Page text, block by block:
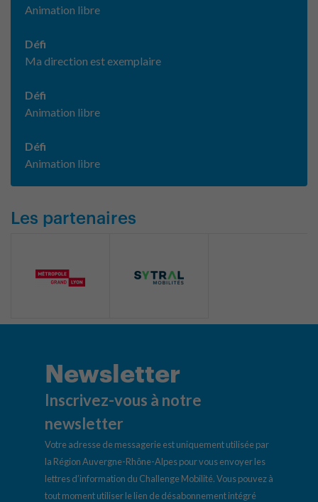
Animation libre
Défi
Ma direction est exemplaire
Défi
Animation libre
Défi
Animation libre
Les partenaires
Newsletter
Inscrivez-vous à notre
newsletter
Votre adresse de messagerie est uniquement utilisée par
la Région Auvergne-Rhône-Alpes pour vous envoyer les
lettres d’information du Challenge Mobilité. Vous pouvez à
tout moment utiliser le lien de désabonnement intégré